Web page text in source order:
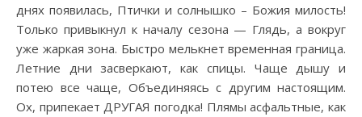
днях появилась, Птички и солнышко – Божия милость!
Только привыкнул к началу сезона — Глядь, а вокруг
уже жаркая зона. Быстро мелькнет временная граница.
Летние дни засверкают, как спицы. Чаще дышу и
потею все чаще, Объединяясь с другим настоящим.
Ох, припекает ДРУГАЯ погодка! Плямы асфальтные, как